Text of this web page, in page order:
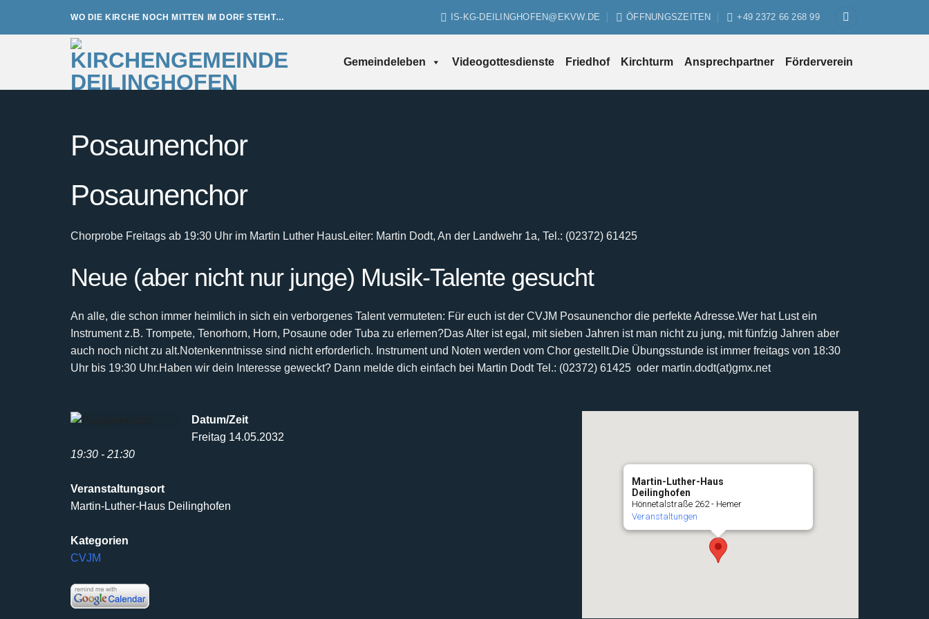
WO DIE KIRCHE NOCH MITTEN IM DORF STEHT… IS-KG-DEILINGHOFEN@EKVW.DE ÖFFNUNGSZEITEN +49 2372 66 268 99
Gemeindeleben Videogottesdienste Friedhof Kirchturm Ansprechpartner Förderverein
Posaunenchor
Posaunenchor
Chorprobe Freitags ab 19:30 Uhr im Martin Luther HausLeiter: Martin Dodt, An der Landwehr 1a, Tel.: (02372) 61425
Neue (aber nicht nur junge) Musik-Talente gesucht
An alle, die schon immer heimlich in sich ein verborgenes Talent vermuteten: Für euch ist der CVJM Posaunenchor die perfekte Adresse.Wer hat Lust ein
Instrument z.B. Trompete, Tenorhorn, Horn, Posaune oder Tuba zu erlernen?Das Alter ist egal, mit sieben Jahren ist man nicht zu jung, mit fünfzig Jahren aber
auch noch nichtzu alt.Notenkenntnisse sind nicht erforderlich. Instrument und Noten werden vom Chor gestellt.Die Übungsstunde ist immer freitags von 18:30
Uhr bis 19:30 Uhr.Haben wir dein Interesse geweckt? Dann melde dich einfach bei Martin Dodt Tel.: (02372) 61425 oder martin.dodt(at)gmx.net
Martin-Luther-Haus
Deilinghofen
Hönnetalstraße 262 - Hemer
Veranstaltungen
Datum/Zeit
Freitag 14.05.2032
19:30 - 21:30
Veranstaltungsort
Martin-Luther-Haus Deilinghofen
Kategorien
CVJM